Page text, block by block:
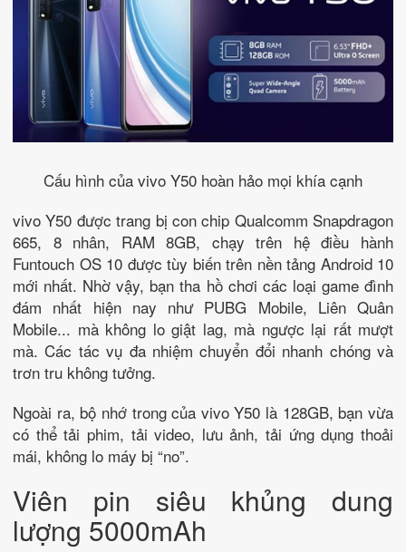
Cấu hình của vivo Y50 hoàn hảo mọi khía cạnh
vivo Y50 được trang bị con chip Qualcomm Snapdragon
665, 8 nhân, RAM 8GB, chạy trên hệ điều hành
Funtouch OS 10 được tùy biến trên nền tảng Android 10
mới nhất. Nhờ vậy, bạn tha hồ chơi các loại game đình
đám nhất hiện nay như PUBG Mobile, Liên Quân
Mobile... mà không lo giật lag, mà ngược lại rất mượt
mà. Các tác vụ đa nhiệm chuyển đổi nhanh chóng và
trơn tru không tưởng.
Ngoài ra, bộ nhớ trong của vivo Y50 là 128GB, bạn vừa
có thể tải phim, tải video, lưu ảnh, tải ứng dụng thoải
mái, không lo máy bị “no”.
Viên pin siêu khủng dung
lượng 5000mAh